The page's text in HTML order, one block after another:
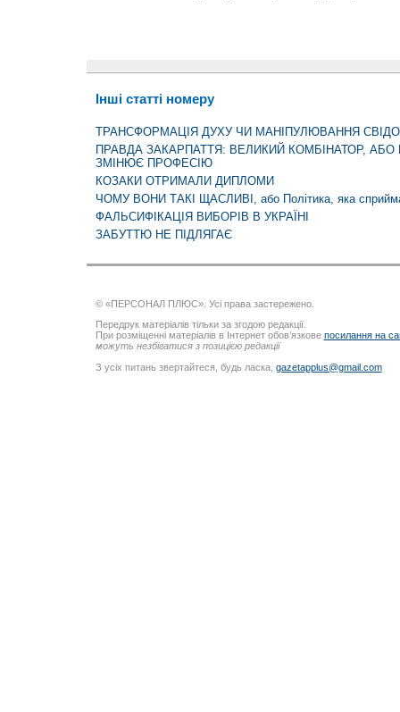
Інші статті номеру
ТРАНСФОРМАЦІЯ ДУХУ ЧИ МАНІПУЛЮВАННЯ
ПРАВДА ЗАКАРПАТТЯ: ВЕЛИКИЙ КОМБІНАТОР, АБО
ЗМІНЮЄ ПРОФЕСІЮ
КОЗАКИ ОТРИМАЛИ ДИПЛОМИ
ЧОМУ ВОНИ ТАКІ ЩАСЛИВІ, або Політика, яка
ФАЛЬСИФІКАЦІЯ ВИБОРІВ В УКРАЇНІ
ЗАБУТТЮ НЕ ПІДЛЯГАЄ
© «ПЕРСОНАЛ ПЛЮС». Усі права застережено.
Передрук матеріалів тільки за згодою редакції.
При розміщенні матеріалів в Інтернет обов’язкове посилання на
можуть незбігатися з позицією редакції
З усіх питань звертайтеся, будь ласка, gazetapplus@gmail.com